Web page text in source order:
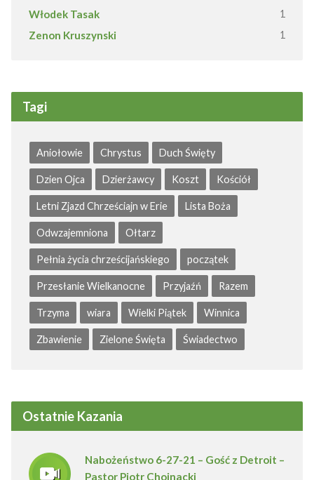
Włodek Tasak 1
Zenon Kruszynski 1
Tagi
Aniołowie Chrystus Duch Święty
Dzien Ojca Dzierżawcy Koszt Kościół
Letni Zjazd Chrześciajn w Erie Lista Boża
Odwzajemniona Ołtarz
Pełnia życia chrześcijańskiego początek
Przesłanie Wielkanocne Przyjaźń Razem
Trzyma wiara Wielki Piątek Winnica
Zbawienie Zielone Święta Świadectwo
Ostatnie Kazania
Nabożeństwo 6-27-21 – Gość z Detroit –
Pastor Piotr Chojnacki